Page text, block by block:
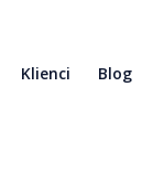
Klienci Blog